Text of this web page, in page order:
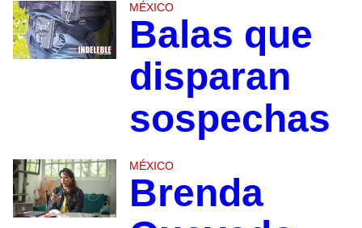
MÉXICO
Balas que
disparan
sospechas
MÉXICO
Brenda